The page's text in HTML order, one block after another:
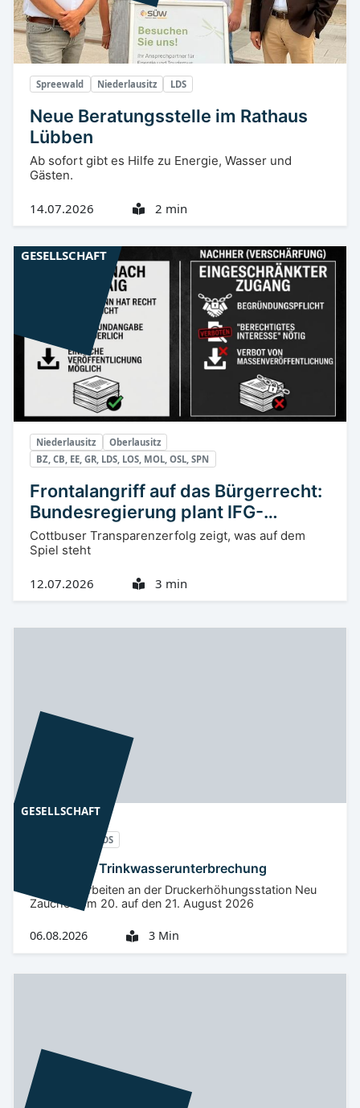
Spreewald Niederlausitz LDS
Neue Beratungsstelle im Rathaus
Lübben
Ab sofort gibt es Hilfe zu Energie, Wasser und
Gästen.
14.07.2026 2 min
Niederlausitz
Oberlausitz
BZ, CB, EE, GR, LDS, LOS, MOL, OSL, SPN
Frontalangriff auf das Bürgerrecht:
Bundesregierung plant IFG-
Verschärfung
Cottbuser Transparenzerfolg zeigt, was auf dem
Spiel steht
12.07.2026 3 min
GESELLSCHAFT
GESELLSCHAFT
LDS
Nächtliche Trinkwasserunterbrechung
Wartungsarbeiten an der Druckerhöhungsstation Neu
Zauche vom 20. auf den 21. August 2026
06.08.2026 3 Min